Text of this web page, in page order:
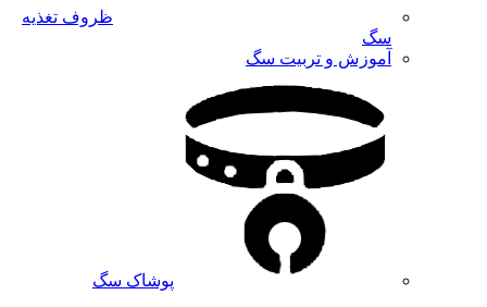
ظروف تغذیه
سگ
آموزش و تربیت سگ
پوشاک سگ